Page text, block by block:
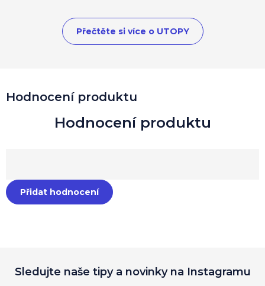
Hodnocení produktu
Přidat hodnocení
Přečtěte si více o UTOPY
Sledujte naše tipy a novinky na Instagramu